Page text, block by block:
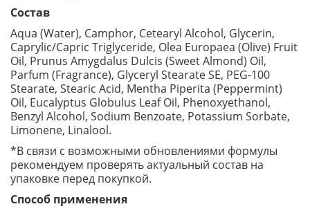
Состав
Aqua (Water), Camphor, Cetearyl Alcohol, Glycerin,
Caprylic/Capric Triglyceride, Olea Europaea (Olive) Fruit
Oil, Prunus Amygdalus Dulcis (Sweet Almond) Oil,
Parfum (Fragrance), Glyceryl Stearate SE, PEG-100
Stearate, Stearic Acid, Mentha Piperita (Peppermint)
Oil, Eucalyptus Globulus Leaf Oil, Phenoxyethanol,
Benzyl Alcohol, Sodium Benzoate, Potassium Sorbate,
Limonene, Linalool.
*В связи с возможными обновлениями формулы
рекомендуем проверять актуальный состав на
упаковке перед покупкой.
Способ применения